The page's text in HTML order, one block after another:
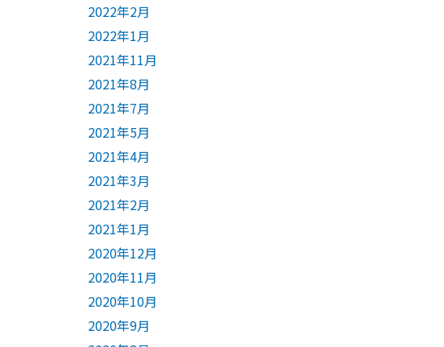
2022年2月
2022年1月
2021年11月
2021年8月
2021年7月
2021年5月
2021年4月
2021年3月
2021年2月
2021年1月
2020年12月
2020年11月
2020年10月
2020年9月